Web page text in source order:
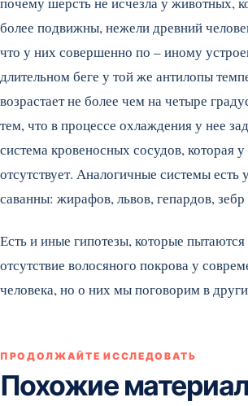
более подвижны, нежели древний
что у них совершенно по – иному
длительном беге у той же антилопы
возрастает не более чем на четыре
тем, что в процессе охлаждения у нее
система кровеносных сосудов, которая у
отсутствует. Аналогичные системы
саванны: жирафов, львов, гепардов, зебр
Есть и иные гипотезы, которые
отсутствие волосяного покрова у
человека, но о них мы поговорим в
ПРОДОЛЖАЙТЕ ИССЛЕДОВАТЬ
Похожие